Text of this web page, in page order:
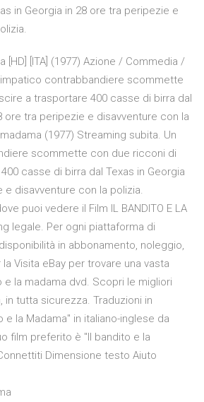
in Georgia in 28 ore tra peripezie e
[HD] [ITA] (1977) Azione / Commedia /
contrabbandiere scommette
a trasportare 400 casse di birra dal
ore tra peripezie e disavventure con la
(1977) Streaming subita. Un
scommette con due ricconi di
casse di birra dal Texas in Georgia
e disavventure con la polizia.
puoi vedere il Film IL BANDITO E LA
legale. Per ogni piattaforma di
in abbonamento, noleggio,
Visita eBay per trovare una vasta
e la madama dvd. Scopri le migliori
tutta sicurezza. Traduzioni in
la Madama" in italiano-inglese da
film preferito è "Il bandito e la
Dimensione testo Aiuto